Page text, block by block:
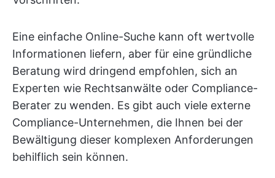
Eine einfache Online-Suche kann oft wertvolle
Informationen liefern, aber für eine gründliche
Beratung wird dringend empfohlen, sich an
Experten wie Rechtsanwälte oder Compliance-
Berater zu wenden. Es gibt auch viele externe
Compliance-Unternehmen, die Ihnen bei der
Bewältigung dieser komplexen Anforderungen
behilflich sein können.